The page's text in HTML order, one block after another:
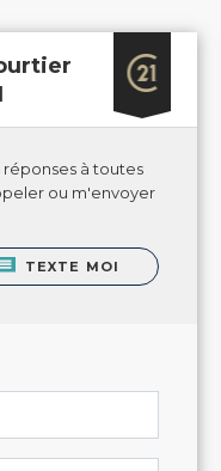
à toutes
ou m'envoyer
TEXTE MOI